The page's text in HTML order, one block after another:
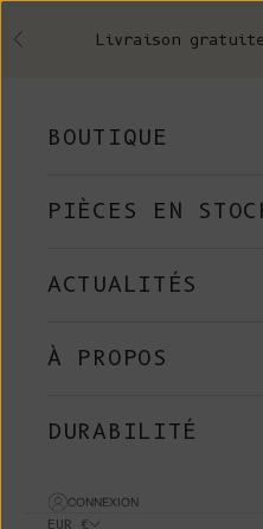
Précédent Livraison
BOUTIQUE
PIÈCES EN
ACTUALITÉS
À PROPOS
DURABILITÉ
CONNEXION
EUR €